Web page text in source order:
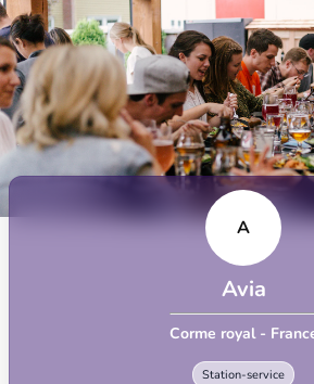
A
Avia
Corme royal -
Station-service